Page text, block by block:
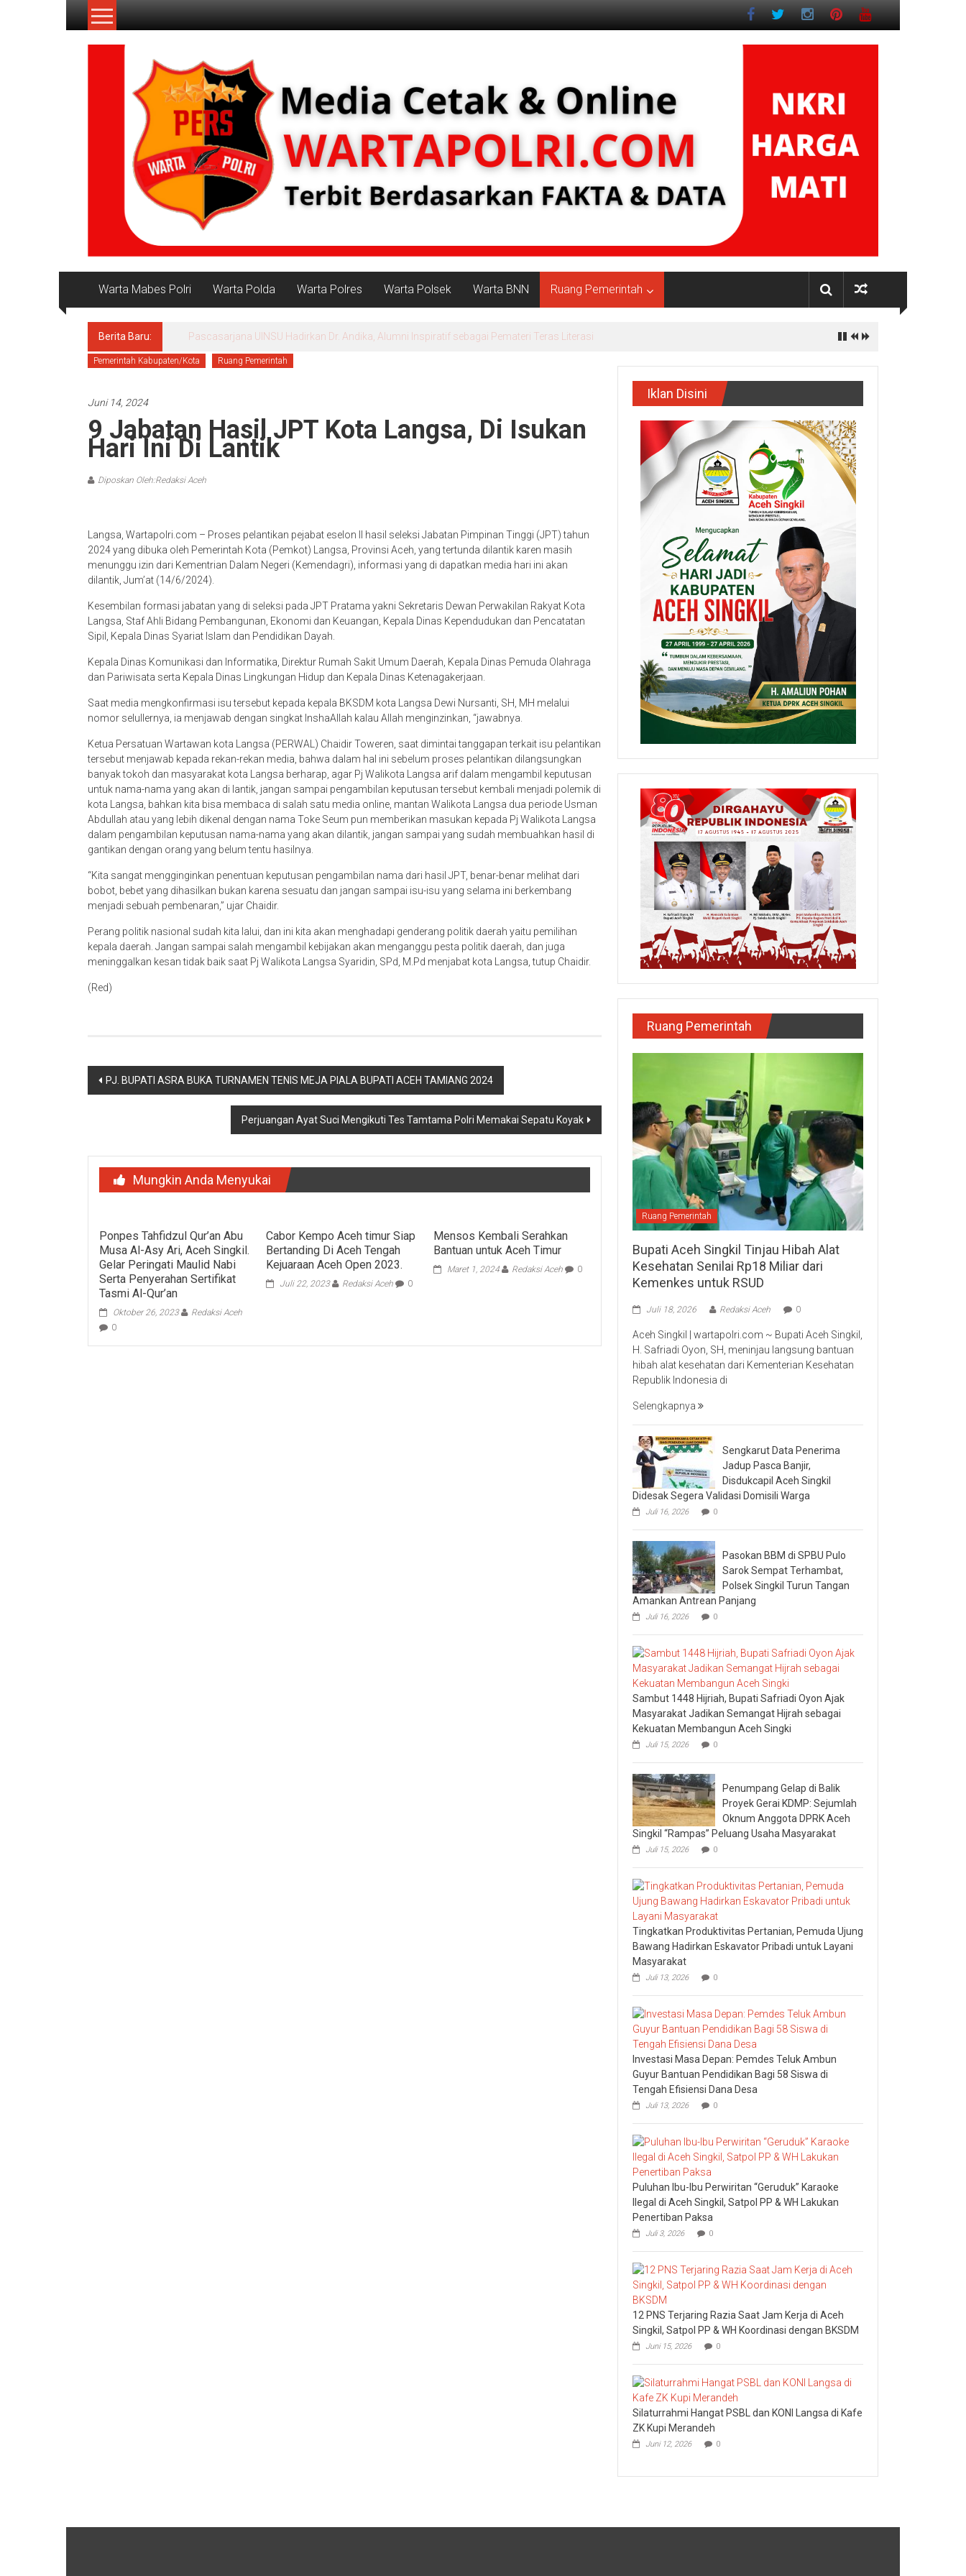
Lompat
Jurnalisme
Warta Mabes Polri Warta Polda Warta Polres Warta Polsek Warta BNN Ruang Pemerintah
Berita Baru: Pascasarjana UINSU Hadirkan Dr. Andika, Alumni Inspiratif sebagai Pemateri Teras Literasi
Pemerintah Kabupaten/Kota Ruang Pemerintah
Juni 14, 2024
9 Jabatan Hasil JPT Kota Langsa, Di Isukan
Hari Ini Di Lantik
Diposkan Oleh:Redaksi Aceh
Langsa, Wartapolri.com – Proses pelantikan pejabat eselon II hasil seleksi Jabatan Pimpinan Tinggi (JPT) tahun
2024 yang dibuka oleh Pemerintah Kota (Pemkot) Langsa, Provinsi Aceh, yang tertunda dilantik karen masih
menunggu izin dari Kementrian Dalam Negeri (Kemendagri), informasi yang di dapatkan media hari ini akan
dilantik, Jum’at (14/6/2024).
Kesembilan formasi jabatan yang di seleksi pada JPT Pratama yakni Sekretaris Dewan Perwakilan Rakyat Kota
Langsa, Staf Ahli Bidang Pembangunan, Ekonomi dan Keuangan, Kepala Dinas Kependudukan dan Pencatatan
Sipil, Kepala Dinas Syariat Islam dan Pendidikan Dayah.
Kepala Dinas Komunikasi dan Informatika, Direktur Rumah Sakit Umum Daerah, Kepala Dinas Pemuda Olahraga
dan Pariwisata serta Kepala Dinas Lingkungan Hidup dan Kepala Dinas Ketenagakerjaan.
Saat media mengkonfirmasi isu tersebut kepada kepala BKSDM kota Langsa Dewi Nursanti, SH, MH melalui
nomor selullernya, ia menjawab dengan singkat InshaAllah kalau Allah menginzinkan, “jawabnya.
Ketua Persatuan Wartawan kota Langsa (PERWAL) Chaidir Toweren, saat dimintai tanggapan terkait isu pelantikan
tersebut menjawab kepada rekan-rekan media, bahwa dalam hal ini sebelum proses pelantikan dilangsungkan
banyak tokoh dan masyarakat kota Langsa berharap, agar Pj Walikota Langsa arif dalam mengambil keputusan
untuk nama-nama yang akan di lantik, jangan sampai pengambilan keputusan tersebut kembali menjadi polemik di
kota Langsa, bahkan kita bisa membaca di salah satu media online, mantan Walikota Langsa dua periode Usman
Abdullah atau yang lebih dikenal dengan nama Toke Seum pun memberikan masukan kepada Pj Walikota Langsa
dalam pengambilan keputusan nama-nama yang akan dilantik, jangan sampai yang sudah membuahkan hasil di
gantikan dengan orang yang belum tentu hasilnya.
“Kita sangat mengginginkan penentuan keputusan pengambilan nama dari hasil JPT, benar-benar melihat dari
bobot, bebet yang dihasilkan bukan karena sesuatu dan jangan sampai isu-isu yang selama ini berkembang
menjadi sebuah pembenaran,” ujar Chaidir.
Perang politik nasional sudah kita lalui, dan ini kita akan menghadapi genderang politik daerah yaitu pemilihan
kepala daerah. Jangan sampai salah mengambil kebijakan akan menganggu pesta politik daerah, dan juga
meninggalkan kesan tidak baik saat Pj Walikota Langsa Syaridin, SPd, M.Pd menjabat kota Langsa, tutup Chaidir.
(Red)
Navigasi
PJ. BUPATI ASRA BUKA TURNAMEN TENIS MEJA PIALA BUPATI ACEH TAMIANG 2024
Perjuangan Ayat Suci Mengikuti Tes Tamtama Polri Memakai Sepatu Koyak
Mungkin Anda Menyukai
Ponpes Tahfidzul Qur’an Abu
Musa Al-Asy Ari, Aceh Singkil.
Gelar Peringati Maulid Nabi
Serta Penyerahan Sertifikat
Tasmi Al-Qur’an
Oktober 26, 2023
Redaksi Aceh
0
Cabor Kempo Aceh timur Siap
Bertanding Di Aceh Tengah
Kejuaraan Aceh Open 2023.
Juli 22, 2023 Redaksi Aceh 0
Mensos Kembali Serahkan
Bantuan untuk Aceh Timur
Maret 1, 2024 Redaksi Aceh 0
Iklan Disini
Ruang Pemerintah
Ruang Pemerintah
Bupati Aceh Singkil Tinjau Hibah Alat
Kesehatan Senilai Rp18 Miliar dari
Kemenkes untuk RSUD
Juli 18, 2026 Redaksi Aceh 0
Aceh Singkil | wartapolri.com ~ Bupati Aceh Singkil,
H. Safriadi Oyon, SH, meninjau langsung bantuan
hibah alat kesehatan dari Kementerian Kesehatan
Republik Indonesia di
Selengkapnya
Sengkarut Data Penerima
Jadup Pasca Banjir,
Disdukcapil Aceh Singkil
Didesak Segera Validasi Domisili Warga
Juli 16, 2026 0
Pasokan BBM di SPBU Pulo
Sarok Sempat Terhambat,
Polsek Singkil Turun Tangan
Amankan Antrean Panjang
Juli 16, 2026 0
Sambut 1448 Hijriah, Bupati Safriadi Oyon Ajak
Masyarakat Jadikan Semangat Hijrah sebagai
Kekuatan Membangun Aceh Singki
Juli 15, 2026 0
Penumpang Gelap di Balik
Proyek Gerai KDMP: Sejumlah
Oknum Anggota DPRK Aceh
Singkil “Rampas” Peluang Usaha Masyarakat
Juli 15, 2026 0
Tingkatkan Produktivitas Pertanian, Pemuda Ujung
Bawang Hadirkan Eskavator Pribadi untuk Layani
Masyarakat
Juli 13, 2026 0
Investasi Masa Depan: Pemdes Teluk Ambun
Guyur Bantuan Pendidikan Bagi 58 Siswa di
Tengah Efisiensi Dana Desa
Juli 13, 2026 0
Puluhan Ibu-Ibu Perwiritan “Geruduk” Karaoke
Ilegal di Aceh Singkil, Satpol PP & WH Lakukan
Penertiban Paksa
Juli 3, 2026 0
12 PNS Terjaring Razia Saat Jam Kerja di Aceh
Singkil, Satpol PP & WH Koordinasi dengan BKSDM
Juni 15, 2026 0
Silaturrahmi Hangat PSBL dan KONI Langsa di Kafe
ZK Kupi Merandeh
Juni 12, 2026 0